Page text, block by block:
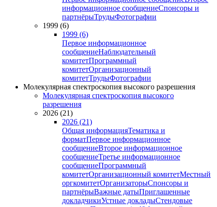
информационное сообщениеСпонсоры и
партнёрыТрудыФотографии
1999 (6)
1999 (6)
Первое информационное
сообщениеНаблюдательный
комитетПрограммный
комитетОрганизационный
комитетТрудыФотографии
Молекулярная спектроскопия высокого разрешения
Молекулярная спектроскопия высокого
разрешения
2026 (21)
2026 (21)
Общая информацияТематика и
форматПервое информационное
сообщениеВторое информационное
сообщениеТретье информационное
сообщениеПрограммный
комитетОрганизационный комитетМестный
оргкомитетОрганизаторыСпонсоры и
партнёрыВажные датыПриглашенные
докладчикиУстные докладыСтендовые